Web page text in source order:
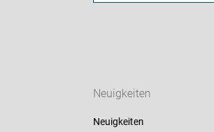
Neuigkeiten
Neuigkeiten